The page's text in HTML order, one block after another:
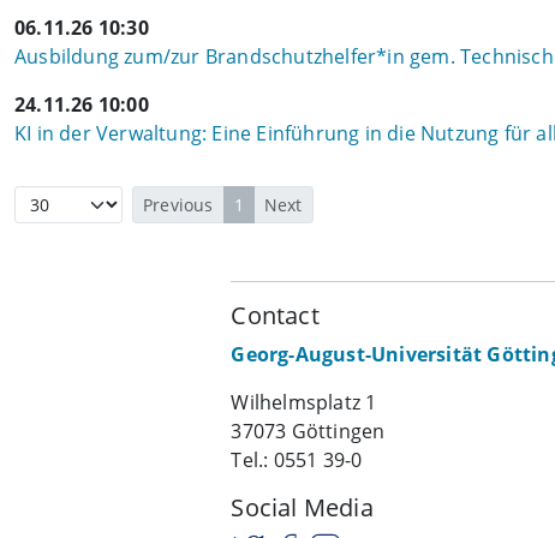
06.11.26 10:30
Ausbildung zum/zur Brandschutzhelfer*in gem.
24.11.26 10:00
KI in der Verwaltung: Eine Einführung in die Nutzung für
Previous 1 Next
Contact
Georg-August-Universität
Wilhelmsplatz 1
37073 Göttingen
Tel.: 0551 39-0
Social Media